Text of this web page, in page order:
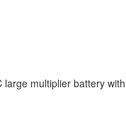
multiplier battery